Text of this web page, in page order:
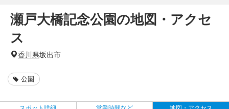
瀬戸大橋記念公園の地図・アクセ
ス
香川県坂出市
公園